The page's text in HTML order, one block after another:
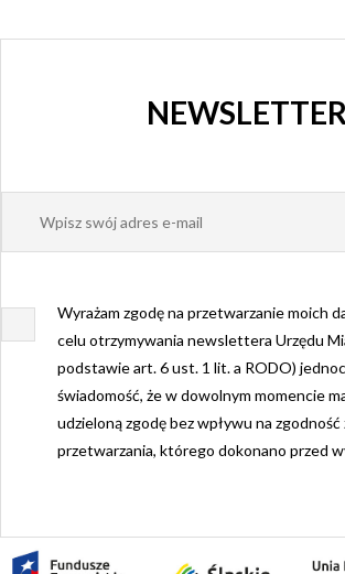
NEWSLETTER
Wyrażam zgodę na przetwarzanie moich
celu otrzymywania newslettera Urzędu
podstawie art. 6 ust. 1 lit. a RODO)
świadomość, że w dowolnym momencie
udzieloną zgodę bez wpływu na zgodność
przetwarzania, którego dokonano przed